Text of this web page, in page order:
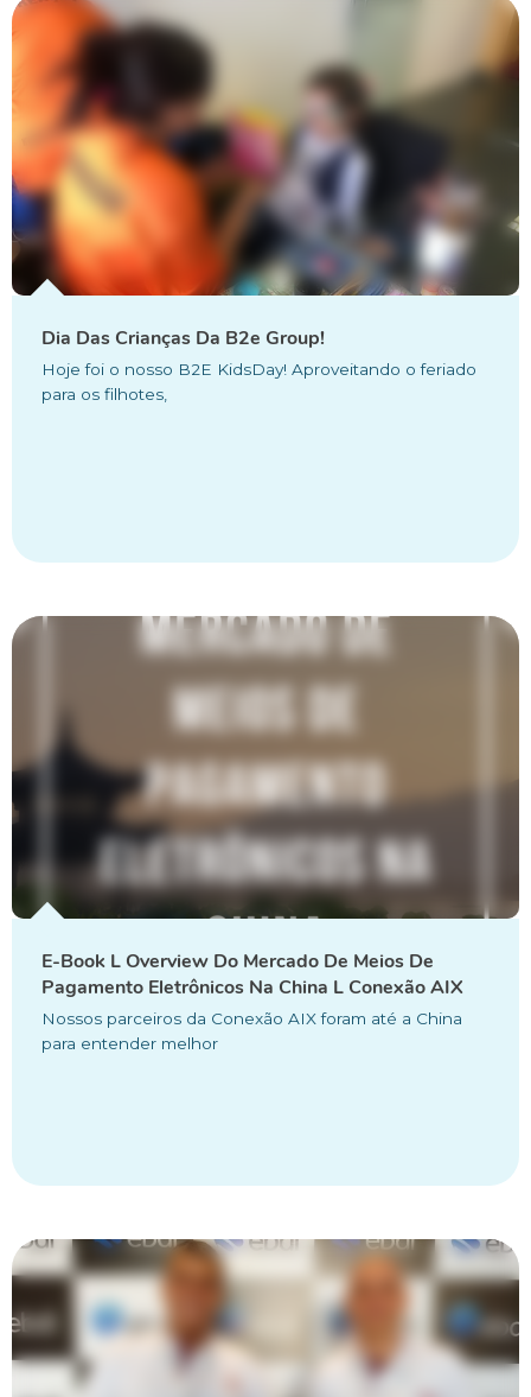
Dia Das Crianças Da B2e Group!
Hoje foi o nosso B2E KidsDay! Aproveitando o feriado
para os filhotes,
E-Book L Overview Do Mercado De Meios De
Pagamento Eletrônicos Na China L Conexão AIX
Nossos parceiros da Conexão AIX foram até a China
para entender melhor